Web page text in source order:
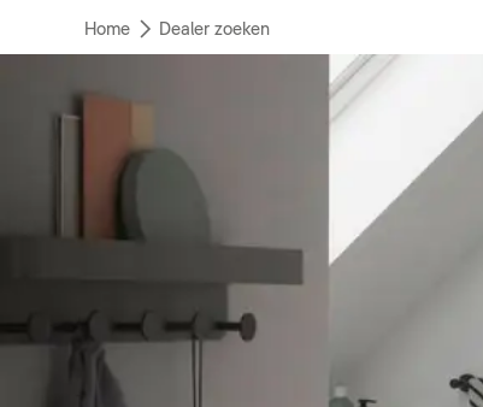
Home Dealer zoeken